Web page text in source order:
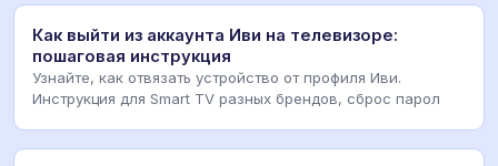
Как выйти из аккаунта Иви на телевизоре:
пошаговая инструкция
Узнайте, как отвязать устройство от профиля Иви.
Инструкция для Smart TV разных брендов, сброс парол